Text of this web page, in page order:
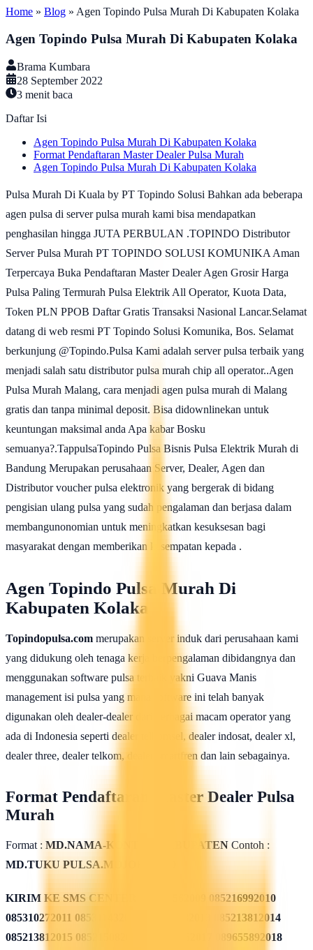
Home » Blog » Agen Topindo Pulsa Murah Di Kabupaten Kolaka
Agen Topindo Pulsa Murah Di Kabupaten Kolaka
Brama Kumbara
28 September 2022
3 menit baca
Daftar Isi
Agen Topindo Pulsa Murah Di Kabupaten Kolaka
Format Pendaftaran Master Dealer Pulsa Murah
Agen Topindo Pulsa Murah Di Kabupaten Kolaka
Pulsa Murah Di Kuala by PT Topindo Solusi Bahkan ada beberapa
agen pulsa di server pulsa murah kami bisa mendapatkan
penghasilan hingga JUTA PERBULAN .TOPINDO Distributor
Server Pulsa Murah PT TOPINDO SOLUSI KOMUNIKA Aman
Terpercaya Buka Pendaftaran Master Dealer Agen Grosir Harga
Pulsa Paling Termurah Pulsa Elektrik All Operator, Kuota Data,
Token PLN PPOB Daftar Gratis Transaksi Nasional Lancar.Selamat
datang di web resmi PT Topindo Solusi Komunika, Bos. Selamat
berkunjung @Topindo.Pulsa Kami adalah server pulsa terbaik yang
menjadi salah satu distributor pulsa murah chip all operator..Agen
Pulsa Murah Malang, cara menjadi agen pulsa murah di Malang
gratis dan tanpa minimal deposit. Bisa didownlinekan untuk
keuntungan maksimal anda Apa kabar Bosku
semuanya?.TappulsaTopindo Pulsa Bisnis Pulsa Elektrik Murah di
Bandung Merupakan perusahaan Server, Dealer, Agen dan
Distributor voucher pulsa elektronik yang bergerak di bidang
pengisian ulang pulsa yang sudah pengalaman dan berjasa dalam
membangunonomian untuk meningkatkan kesuksesan bagi
masyarakat dengan memberikan kesempatan kepada .
Agen Topindo Pulsa Murah Di
Kabupaten Kolaka
Topindopulsa.com merupakan server induk dari perusahaan kami
yang didukung oleh tenaga kerja berpengalaman dibidangnya dan
menggunakan software pulsa terbaik yakni Guava Manis
management isi pulsa yang mana software ini telah banyak
digunakan oleh dealer-dealer dari berbagai macam operator yang
ada di Indonesia seperti dealer telkomsel, dealer indosat, dealer xl,
dealer three, dealer telkom, dealer smartfren dan lain sebagainya.
Format Pendaftaran Master Dealer Pulsa
Murah
Format : MD.NAMA-KONTER.KABUPATEN Contoh :
MD.TUKU PULSA.MOJOKERTO
KIRIM KE SMS CENTER
085311562009 085216992010
085310272011 085311432012 085213782013 085213812014
085213812015 085215082016 085819962017 089655892018